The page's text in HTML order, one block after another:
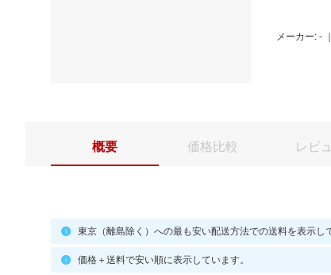
メーカー: - ｜
概要 価格比較 レビ
東京（離島除く）への最も安い配送方法での送料を表示
価格＋送料で安い順に表示しています。